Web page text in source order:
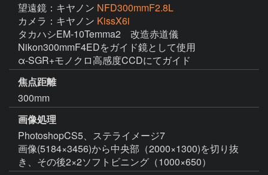
望遠鏡：キヤノン NFD300mmF2.8L
カメラ：キヤノン KissX6i
タカハシEM-10Temma2　改造赤道儀
Nikon300mmF4EDをガイド鏡として使用
α-SGR+モノクロ高感度CCDにてガイド
焦点距離
300mm
画像処理
PhotoshopCS5、ステライメージ7
画像(5184×3456)から中央部（2000×1300)を切り抜
き、その後2×2ソフトビニング（1000×650）